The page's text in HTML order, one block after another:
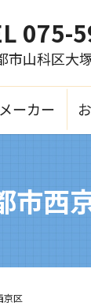
ーカー
075-
山科区大
市西
京区